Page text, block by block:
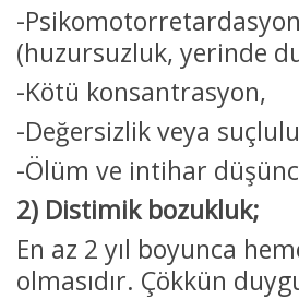
-
(huzursuzluk, yerinde
-Kötü konsantrasyon,
-Değersizlik veya
-Ölüm ve intihar
2) Distimik bozukluk;
En az 2 yıl boyunca
olmasıdır. Çökkün